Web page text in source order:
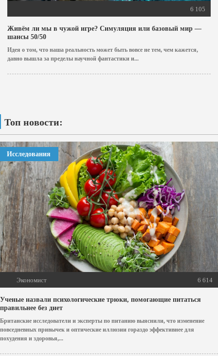
6 105
Живём ли мы в чужой игре? Симуляция или базовый мир —
шансы 50/50
Идея о том, что наша реальность может быть вовсе не тем, чем кажется,
давно вышла за пределы научной фантастики и...
Топ новости:
Исследования
Экономист 6 614
Ученые назвали психологические трюки, помогающие питаться
правильнее без диет
Британские исследователи и эксперты по питанию выяснили, что изменение
повседневных привычек и оптические иллюзии гораздо эффективнее для
похудения и здоровья,...